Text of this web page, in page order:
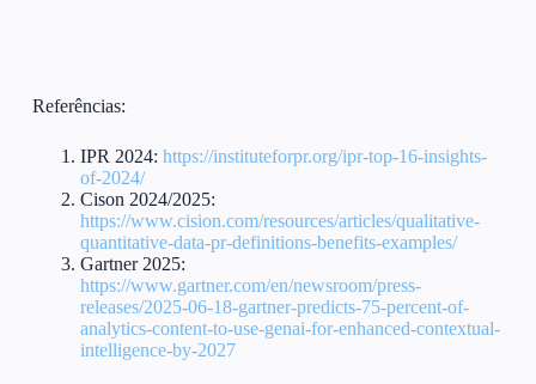
Referências:
IPR 2024: https://instituteforpr.org/ipr-top-16-insights-
of-2024/
Cison 2024/2025:
https://www.cision.com/resources/articles/qualitative-
quantitative-data-pr-definitions-benefits-examples/
Gartner 2025:
https://www.gartner.com/en/newsroom/press-
releases/2025-06-18-gartner-predicts-75-percent-of-
analytics-content-to-use-genai-for-enhanced-contextual-
intelligence-by-2027